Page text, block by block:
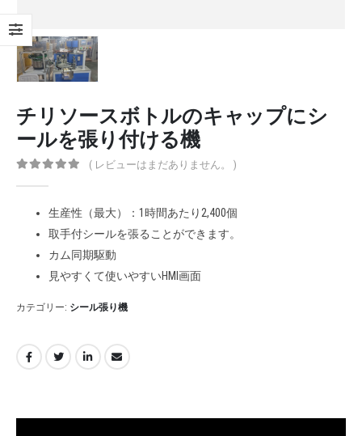
チリソースボトルのキャップにシ
ールを張り付ける機
( レビューはまだありません。 )
生産性（最大）：1時間あたり2,400個
取手付シールを張ることができます。
カム同期駆動
見やすくて使いやすいHMI画面
カテゴリー: シール張り機